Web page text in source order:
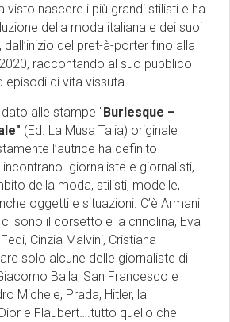
visto nascere i più grandi stilisti e ha
della moda italiana e dei suoi
dall’inizio del pret-à-porter fino alla
raccontando al suo pubblico
episodi di vita vissuta.
alle stampe "Burlesque –
(Ed. La Musa Talia) originale
l’autrice ha definito
incontrano giornaliste e giornalisti,
della moda, stilisti, modelle,
oggetti e situazioni. C’è Armani
sono il corsetto e la crinolina, Eva
Cinzia Malvini, Cristiana
solo alcune delle giornaliste di
Balla, San Francesco e
Michele, Prada, Hitler, la
e Flaubert….tutto quello che